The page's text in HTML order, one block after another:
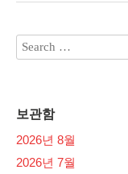
보관함
2026년 8월
2026년 7월